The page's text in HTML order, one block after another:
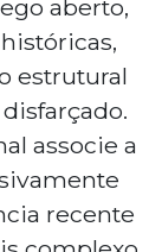
aberto,
estrutural
associe a
recente